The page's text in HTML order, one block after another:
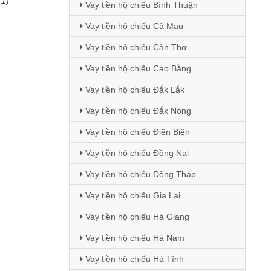
Vay tiền hộ chiếu Bình Thuận
Vay tiền hộ chiếu Cà Mau
Vay tiền hộ chiếu Cần Thơ
Vay tiền hộ chiếu Cao Bằng
Vay tiền hộ chiếu Đắk Lắk
Vay tiền hộ chiếu Đắk Nông
Vay tiền hộ chiếu Điện Biên
Vay tiền hộ chiếu Đồng Nai
Vay tiền hộ chiếu Đồng Tháp
Vay tiền hộ chiếu Gia Lai
Vay tiền hộ chiếu Hà Giang
Vay tiền hộ chiếu Hà Nam
Vay tiền hộ chiếu Hà Tĩnh